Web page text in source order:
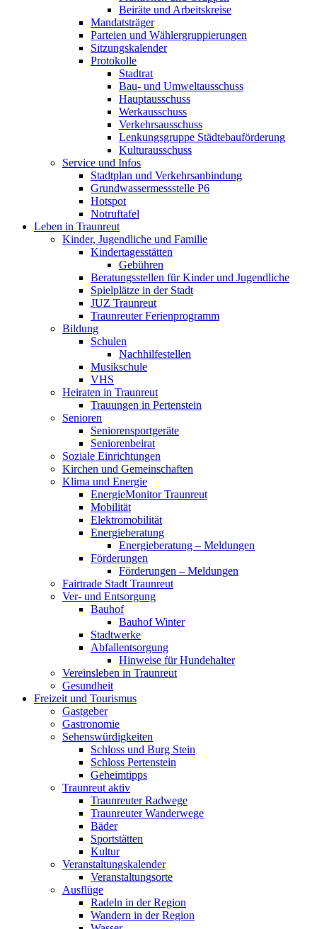
Beiräte und Arbeitskreise
Mandatsträger
Parteien und Wählergruppierungen
Sitzungskalender
Protokolle
Stadtrat
Bau- und Umweltausschuss
Hauptausschuss
Werkausschuss
Verkehrsausschuss
Lenkungsgruppe Städtebauförderung
Kulturausschuss
Service und Infos
Stadtplan und Verkehrsanbindung
Grundwassermessstelle P6
Hotspot
Notruftafel
Leben in Traunreut
Kinder, Jugendliche und Familie
Kindertagesstätten
Gebühren
Beratungsstellen für Kinder und Jugendliche
Spielplätze in der Stadt
JUZ Traunreut
Traunreuter Ferienprogramm
Bildung
Schulen
Nachhilfestellen
Musikschule
VHS
Heiraten in Traunreut
Trauungen in Pertenstein
Senioren
Seniorensportgeräte
Seniorenbeirat
Soziale Einrichtungen
Kirchen und Gemeinschaften
Klima und Energie
EnergieMonitor Traunreut
Mobilität
Elektromobilität
Energieberatung
Energieberatung – Meldungen
Förderungen
Förderungen – Meldungen
Fairtrade Stadt Traunreut
Ver- und Entsorgung
Bauhof
Bauhof Winter
Stadtwerke
Abfallentsorgung
Hinweise für Hundehalter
Vereinsleben in Traunreut
Gesundheit
Freizeit und Tourismus
Gastgeber
Gastronomie
Sehenswürdigkeiten
Schloss und Burg Stein
Schloss Pertenstein
Geheimtipps
Traunreut aktiv
Traunreuter Radwege
Traunreuter Wanderwege
Bäder
Sportstätten
Kultur
Veranstaltungskalender
Veranstaltungsorte
Ausflüge
Radeln in der Region
Wandern in der Region